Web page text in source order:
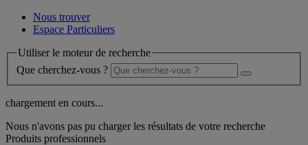
Nous trouver
Espace Particuliers
Utiliser le moteur de recherche
Que cherchez-vous ?
chargement en cours...
Nous n'avons pas pu charger les résultats de votre recherche
Produits professionnels